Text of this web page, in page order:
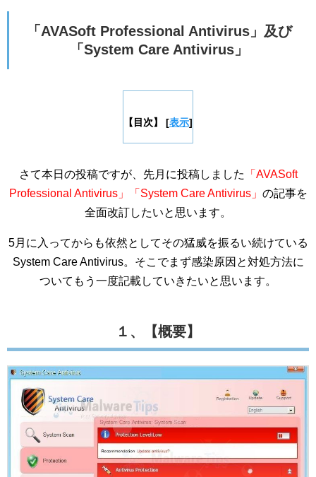
「AVASoft Professional Antivirus」及び
「System Care Antivirus」
【目次】 [表示]
さて本日の投稿ですが、先月に投稿しました 「AVASoft
Professional Antivirus」「System Care Antivirus」 の記事を
全面改訂したいと思います。
5月に入ってからも依然としてその猛威を振るい続けている
System Care Antivirus。そこでまず感染原因と対処方法に
ついてもう一度記載していきたいと思います。
１、【概要】